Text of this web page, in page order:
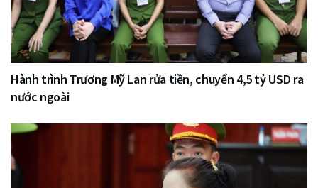
Hành trình Trương Mỹ Lan rửa tiền, chuyển 4,5 tỷ USD ra
nước ngoài